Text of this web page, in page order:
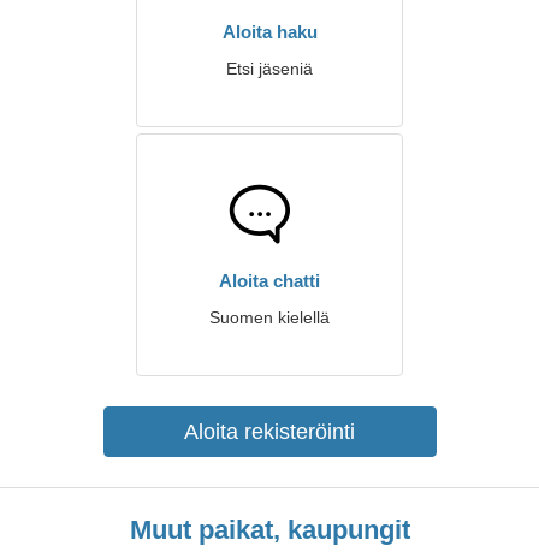
Aloita haku
Etsi jäseniä
Aloita chatti
Suomen kielellä
Aloita rekisteröinti
Muut paikat, kaupungit